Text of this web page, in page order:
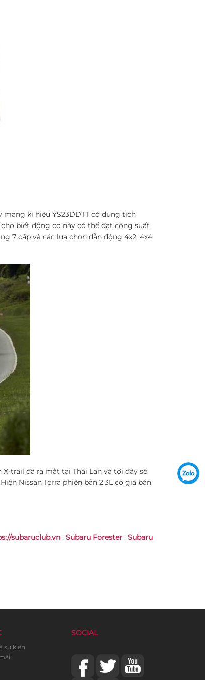
kí hiệu YS23DDTT có dung tích
biết động cơ này có thể đạt công suất
7 cấp và các lựa chọn dẫn động 4x2, 4x4
X-trail đã ra mắt tại Thái Lan và tới đây sẽ
Nissan Terra phiên bản 2.3L có giá bán
subaruclub.vn, Subaru Forester, Subaru
sự kiện
SOCIAL